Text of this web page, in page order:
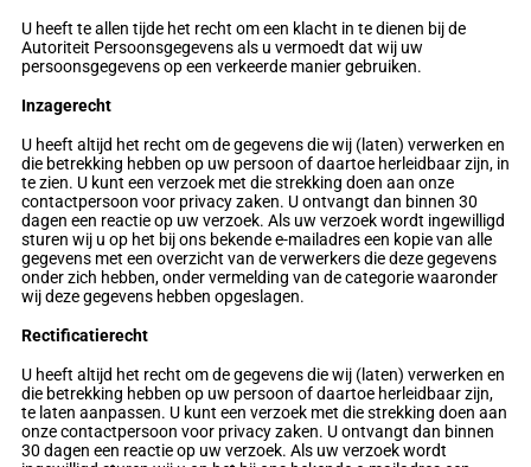
U heeft te allen tijde het recht om een klacht in te dienen bij de
Autoriteit Persoonsgegevens als u vermoedt dat wij uw
persoonsgegevens op een verkeerde manier gebruiken.
Inzagerecht
U heeft altijd het recht om de gegevens die wij (laten) verwerken en
die betrekking hebben op uw persoon of daartoe herleidbaar zijn, in
te zien. U kunt een verzoek met die strekking doen aan onze
contactpersoon voor privacy zaken. U ontvangt dan binnen 30
dagen een reactie op uw verzoek. Als uw verzoek wordt ingewilligd
sturen wij u op het bij ons bekende e-mailadres een kopie van alle
gegevens met een overzicht van de verwerkers die deze gegevens
onder zich hebben, onder vermelding van de categorie waaronder
wij deze gegevens hebben opgeslagen.
Rectificatierecht
U heeft altijd het recht om de gegevens die wij (laten) verwerken en
die betrekking hebben op uw persoon of daartoe herleidbaar zijn,
te laten aanpassen. U kunt een verzoek met die strekking doen aan
onze contactpersoon voor privacy zaken. U ontvangt dan binnen
30 dagen een reactie op uw verzoek. Als uw verzoek wordt